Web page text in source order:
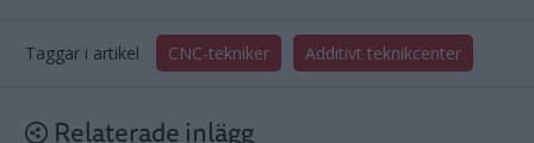
Taggar i artikel CNC-tekniker Additivt teknikcenter
Relaterade inlägg